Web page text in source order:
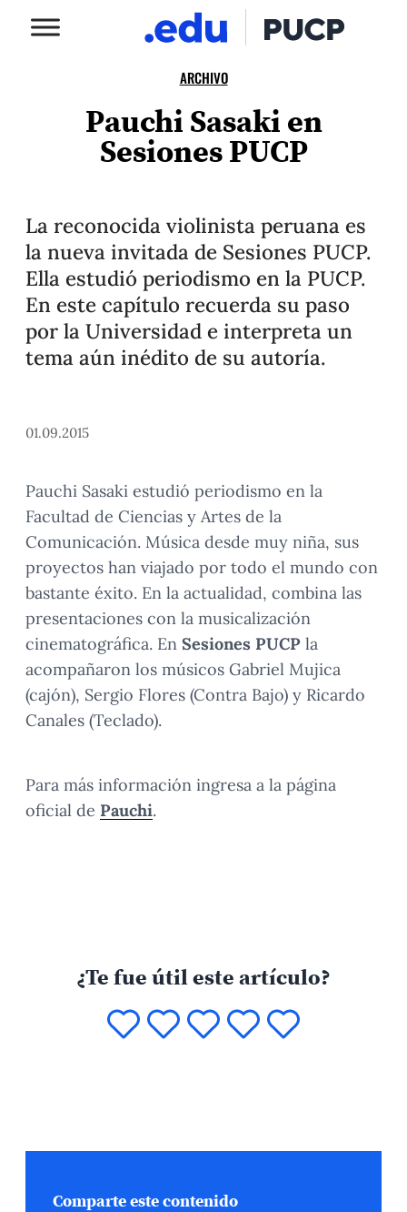
ARCHIVO
Pauchi Sasaki en
Sesiones PUCP
La reconocida violinista peruana es
la nueva invitada de Sesiones PUCP.
Ella estudió periodismo en la PUCP.
En este capítulo recuerda su paso
por la Universidad e interpreta un
tema aún inédito de su autoría.
01.09.2015
Pauchi Sasaki estudió periodismo en la
Facultad de Ciencias y Artes de la
Comunicación. Música desde muy niña, sus
proyectos han viajado por todo el mundo con
bastante éxito. En la actualidad, combina las
presentaciones con la musicalización
cinematográfica. En Sesiones PUCP la
acompañaron los músicos Gabriel Mujica
(cajón), Sergio Flores (Contra Bajo) y Ricardo
Canales (Teclado).
Para más información ingresa a la página
oficial de Pauchi.
¿Te fue útil este artículo?
Comparte este contenido